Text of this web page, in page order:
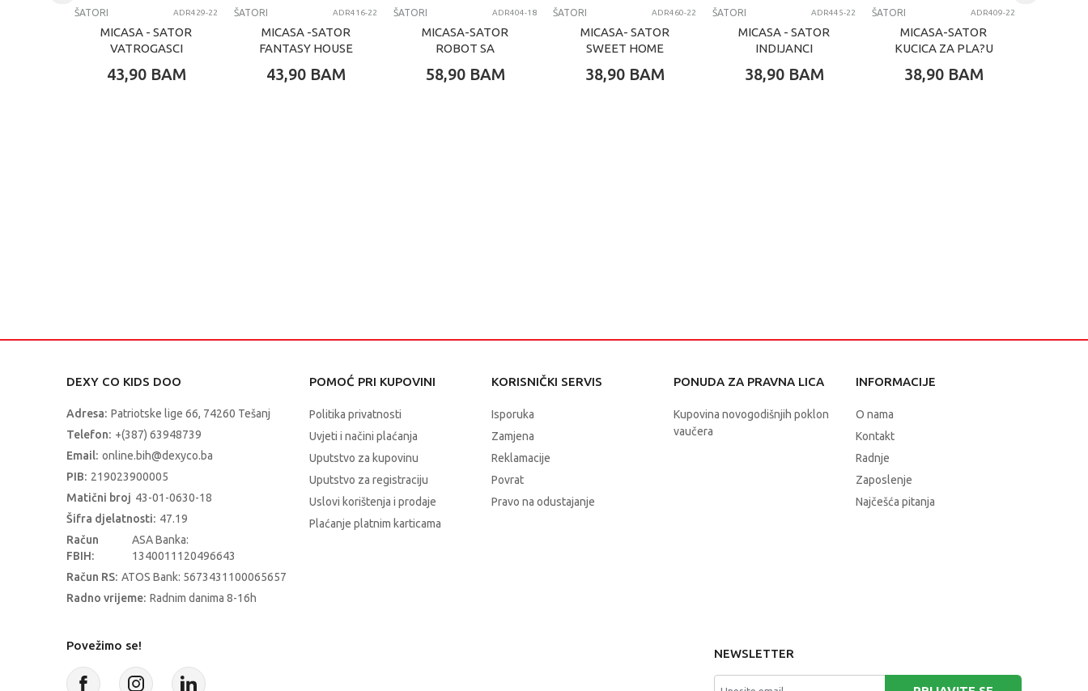
ŠATORI ADR429-22
MICASA - SATOR
VATROGASCI
43,90 BAM
ŠATORI ADR416-22
MICASA -SATOR
FANTASY HOUSE
43,90 BAM
ŠATORI ADR404-18
MICASA-SATOR
ROBOT SA
58,90 BAM
ŠATORI ADR460-22
MICASA- SATOR
SWEET HOME
38,90 BAM
ŠATORI ADR445-22
MICASA - SATOR
INDIJANCI
38,90 BAM
ŠATORI ADR409-22
MICASA-SATOR
KUCICA ZA PLA?U
38,90 BAM
DEXY CO KIDS DOO
Adresa: Patriotske lige 66, 74260 Tešanj
Telefon: +(387) 63948739
Email: online.bih@dexyco.ba
PIB: 219023900005
Matični broj 43-01-0630-18
Šifra djelatnosti: 47.19
Račun
FBIH:
ASA Banka:
1340011120496643
Račun RS: ATOS Bank: 5673431100065657
Radno vrijeme: Radnim danima 8-16h
POMOĆ PRI KUPOVINI
Politika privatnosti
Uvjeti i načini plaćanja
Uputstvo za kupovinu
Uputstvo za registraciju
Uslovi korištenja i prodaje
Plaćanje platnim karticama
KORISNIČKI SERVIS
Isporuka
Zamjena
Reklamacije
Povrat
Pravo na odustajanje
PONUDA ZA PRAVNA LICA
Kupovina novogodišnjih poklon
vaučera
INFORMACIJE
O nama
Kontakt
Radnje
Zaposlenje
Najčešća pitanja
Povežimo se!
NEWSLETTER